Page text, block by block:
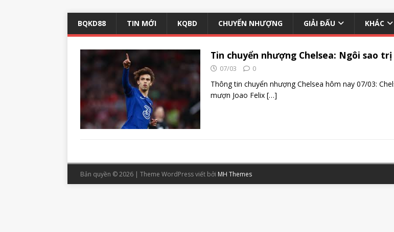
BQKD88 TIN MỚI KQBD CHUYỂN NHƯỢNG GIẢI ĐẤU KHÁC
Tin chuyển nhượng Chelsea: Ngôi sao
07/03 0
Thông tin chuyển nhượng Chelsea hôm nay 07/03:
mượn Joao Felix […]
Bản quyền © 2026 | Theme WordPress viết bởi MH Themes